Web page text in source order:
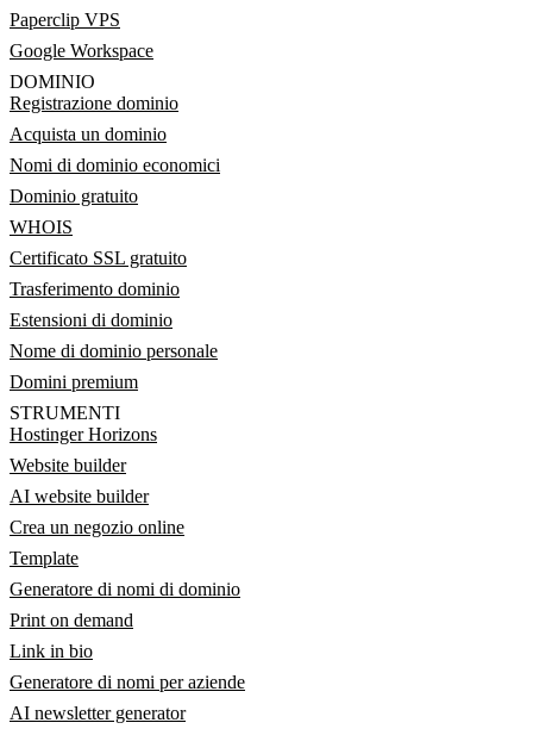
Paperclip VPS
Google Workspace
DOMINIO
Registrazione dominio
Acquista un dominio
Nomi di dominio economici
Dominio gratuito
WHOIS
Certificato SSL gratuito
Trasferimento dominio
Estensioni di dominio
Nome di dominio personale
Domini premium
STRUMENTI
Hostinger Horizons
Website builder
AI website builder
Crea un negozio online
Template
Generatore di nomi di dominio
Print on demand
Link in bio
Generatore di nomi per aziende
AI newsletter generator